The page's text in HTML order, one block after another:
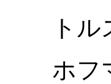
ト
ホフ